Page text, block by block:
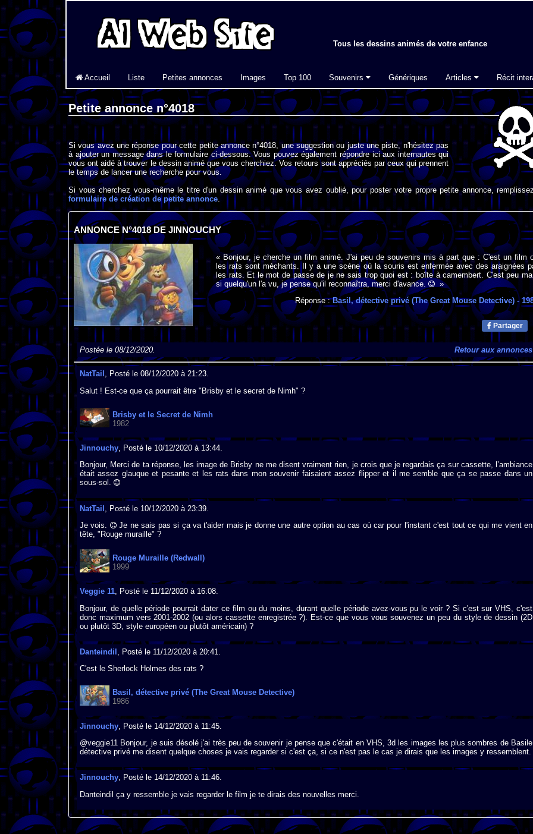
Tous les dessins animés de votre enfance
Accueil Liste Petites annonces Images Top 100 Souvenirs Génériques Articles Récit
Petite annonce n°4018
Si vous avez une réponse pour cette petite annonce n°4018, une suggestion ou juste une piste, n'hésitez pas
à ajouter un message dans le formulaire ci-dessous. Vous pouvez également répondre ici aux internautes qui
vous ont aidé à trouver le dessin animé que vous cherchiez. Vos retours sont appréciés par ceux qui prennent
le temps de lancer une recherche pour vous.
Si vous cherchez vous-même le titre d'un dessin animé que vous avez oublié, pour poster votre propre petite annonce,
formulaire de création de petite annonce.
ANNONCE N°4018 DE JINNOUCHY
« Bonjour, je cherche un film animé. J'ai peu de souvenirs mis à part que : C'est un film
les rats sont méchants. Il y a une scène où la souris est enfermée avec des araignées
les rats. Et le mot de passe de je ne sais trop quoi est : boîte à camembert. C'est peu
si quelqu'un l'a vu, je pense qu'il reconnaîtra, merci d'avance.
»
Réponse :Basil, détective privé (The Great Mouse Detective) -
Partager
Postée le 08/12/2020. Retour aux annonces
NatTail , Posté le 08/12/2020 à 21:23.
Salut ! Est-ce que ça pourrait être "Brisby et le secret de Nimh" ?
Brisby et le Secret de Nimh
1982
Jinnouchy, Posté le 10/12/2020 à 13:44.
Bonjour, Merci de ta réponse, les image de Brisby ne me disent vraiment rien, je crois que je regardais ça sur cassette, l’ambiance
était assez glauque et pesante et les rats dans mon souvenir faisaient assez flipper et il me semble que ça se passe dans un
sous-sol.
NatTail , Posté le 10/12/2020 à 23:39.
Je vois.
Je ne sais pas si ça va t'aider mais je donne une autre option au cas où car pour l'instant c'est tout ce qui me vient en
tête, "Rouge muraille" ?
Rouge Muraille (Redwall)
1999
Veggie 11, Posté le 11/12/2020 à 16:08.
Bonjour, de quelle période pourrait dater ce film ou du moins, durant quelle période avez-vous pu le voir ? Si c'est sur VHS, c'est
donc maximum vers 2001-2002 (ou alors cassette enregistrée ?). Est-ce que vous vous souvenez un peu du style de dessin (2D
ou plutôt 3D, style européen ou plutôt américain) ?
Danteindil , Posté le 11/12/2020 à 20:41.
C'est le Sherlock Holmes des rats ?
Basil, détective privé (The Great Mouse Detective)
1986
Jinnouchy, Posté le 14/12/2020 à 11:45.
@veggie11 Bonjour, je suis désolé j'ai très peu de souvenir je pense que c'était en VHS, 3d les images les plus sombres de Basile
détective privé me disent quelque choses je vais regarder si c'est ça, si ce n'est pas le cas je dirais que les images y ressemblent.
Jinnouchy, Posté le 14/12/2020 à 11:46.
Danteindil ça y ressemble je vais regarder le film je te dirais des nouvelles merci.